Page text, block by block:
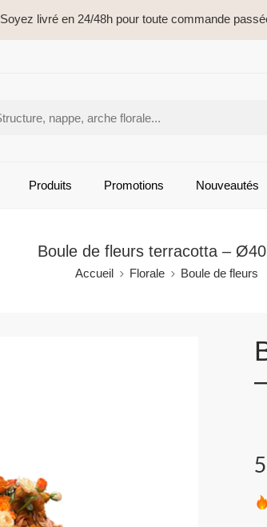
Soyez livré en 24/48h pour toute commande
Produits Promotions Nouveautés
Boule de fleurs terracotta –
Accueil Florale Boule de fleurs